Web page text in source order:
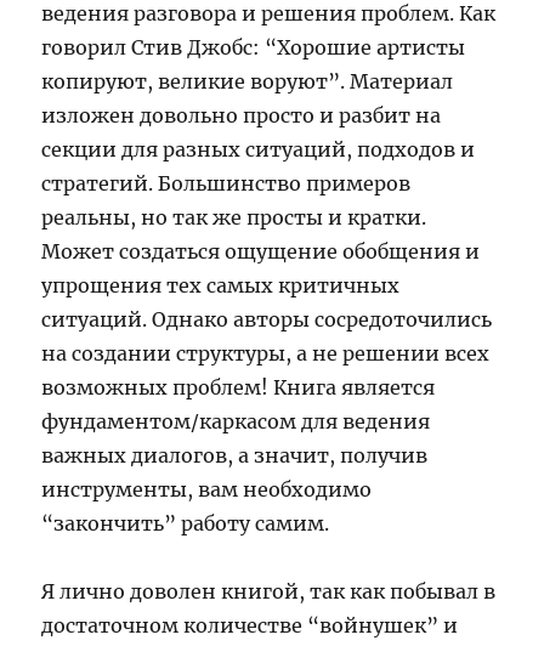
ведения разговора и решения проблем. Как
говорил Стив Джобс: “Хорошие артисты
копируют, великие воруют”. Материал
изложен довольно просто и разбит на
секции для разных ситуаций, подходов и
стратегий. Большинство примеров
реальны, но так же просты и кратки.
Может создаться ощущение обобщения и
упрощения тех самых критичных
ситуаций. Однако авторы сосредоточились
на создании структуры, а не решении всех
возможных проблем! Книга является
фундаментом/каркасом для ведения
важных диалогов, а значит, получив
инструменты, вам необходимо
“закончить” работу самим.
Я лично доволен книгой, так как побывал в
достаточном количестве “войнушек” и